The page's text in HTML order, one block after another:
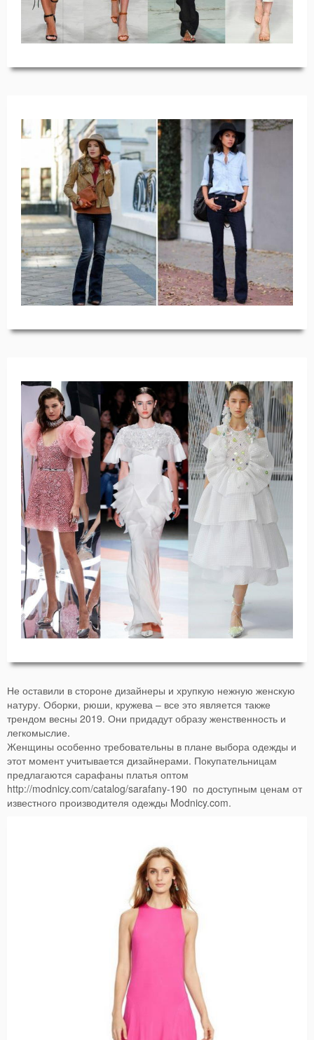
Не оставили в стороне дизайнеры и хрупкую нежную женскую
натуру. Оборки, рюши, кружева – все это является также
трендом весны 2019. Они придадут образу женственность и
легкомыслие.
Женщины особенно требовательны в плане выбора одежды и
этот момент учитывается дизайнерами. Покупательницам
предлагаются сарафаны платья оптом
http://modnicy.com/catalog/sarafany-190 по доступным ценам от
известного производителя одежды Modnicy.com.